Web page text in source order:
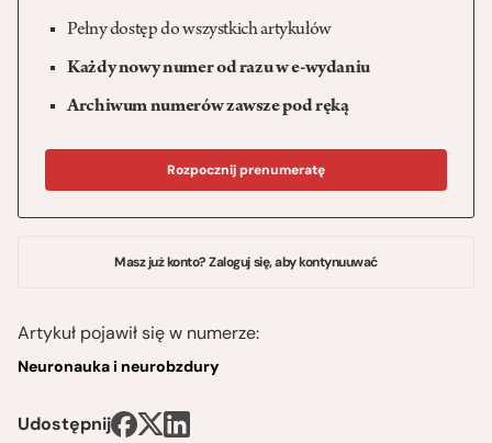
Pełny dostęp do wszystkich artykułów
Każdy nowy numer od razu w e-wydaniu
Archiwum numerów zawsze pod ręką
Rozpocznij prenumeratę
Masz już konto? Zaloguj się, aby kontynuuwać
Artykuł pojawił się w numerze:
Neuronauka i neurobzdury
Udostępnij